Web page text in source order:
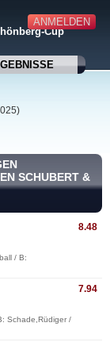
ANMELDEN
Cup
SCHUBERT &
8.48
/ B:
7.94
Schade,Rüdiger /